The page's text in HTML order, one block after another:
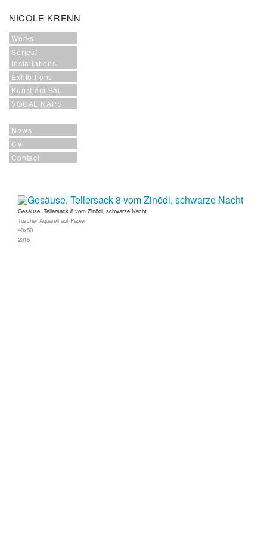
NICOLE KRENN
Works
Series/
Installations
Exhibitions
Kunst am Bau
VOCAL NAPS
News
CV
Contact
Gesäuse, Tellersack 8 vom Zinödl, schwarze Nacht
Tusche/ Aquarell auf Papier
40x50
2018